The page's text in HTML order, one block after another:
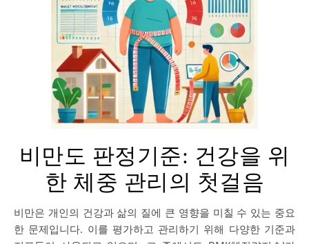
비만도 판정기준: 건강을 위
한 체중 관리의 첫걸음
비만은 개인의 건강과 삶의 질에 큰 영향을 미칠 수 있는 중요
한 문제입니다. 이를 평가하고 관리하기 위해 다양한 기준과